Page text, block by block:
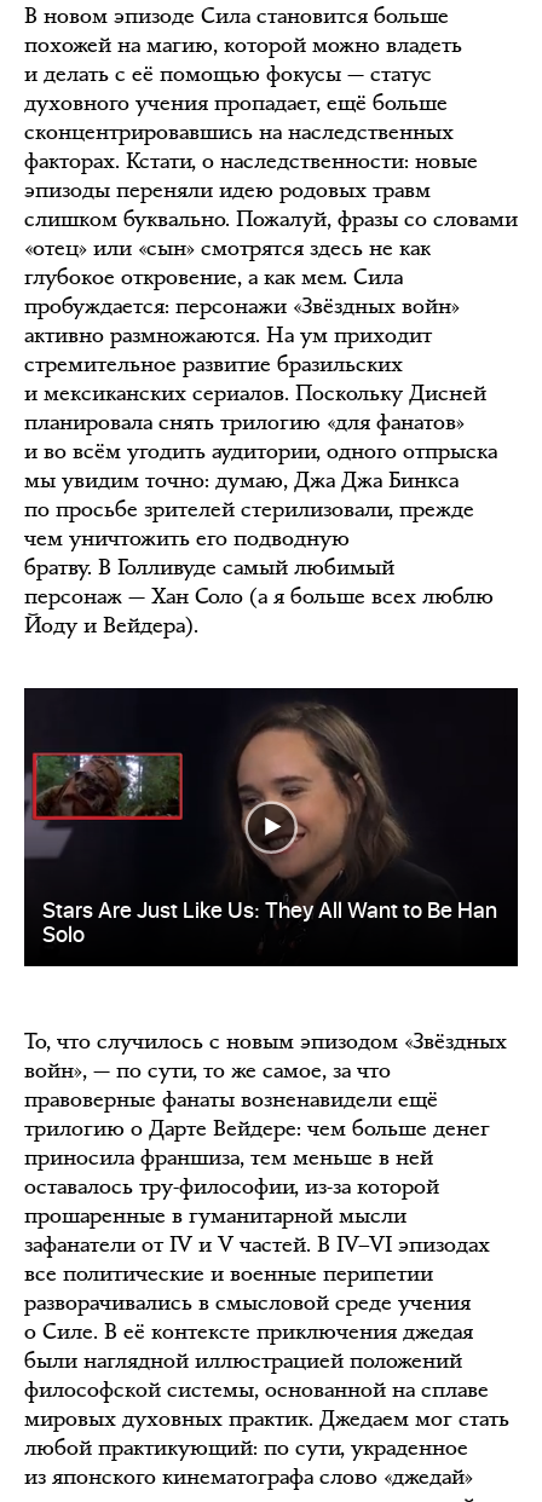
В новом эпизоде Сила становится больше
похожей на магию, которой можно владеть
и делать с её помощью фокусы — статус
духовного учения пропадает, ещё больше
сконцентрировавшись на наследственных
факторах. Кстати, о наследственности: новые
эпизоды переняли идею родовых травм
слишком буквально. Пожалуй, фразы со словами
«отец» или «сын» смотрятся здесь не как
глубокое откровение, а как мем. Сила
пробуждается: персонажи «Звёздных войн»
активно размножаются. На ум приходит
стремительное развитие бразильских
и мексиканских сериалов. Поскольку Дисней
планировала снять трилогию «для фанатов»
и во всём угодить аудитории, одного отпрыска
мы увидим точно: думаю, Джа Джа Бинкса
по просьбе зрителей стерилизовали, прежде
чем уничтожить его подводную
братву. В Голливуде самый любимый
персонаж — Хан Соло (а я больше всех люблю
Йоду и Вейдера).
То, что случилось с новым эпизодом «Звёздных
войн», — по сути, то же самое, за что
правоверные фанаты возненавидели ещё
трилогию о Дарте Вейдере: чем больше денег
приносила франшиза, тем меньше в ней
оставалось тру-философии, из-за которой
прошаренные в гуманитарной мысли
зафанатели от IV и V частей. В IV–VI эпизодах
все политические и военные перипетии
разворачивались в смысловой среде учения
о Силе. В её контексте приключения джедая
были наглядной иллюстрацией положений
философской системы, основанной на сплаве
мировых духовных практик. Джедаем мог стать
любой практикующий: по сути, украденное
из японского кинематографа слово «джедай»